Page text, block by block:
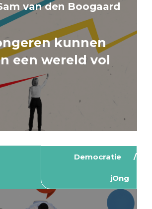
van den Boogaard
kunnen
een wereld vol
Democratie
jOng